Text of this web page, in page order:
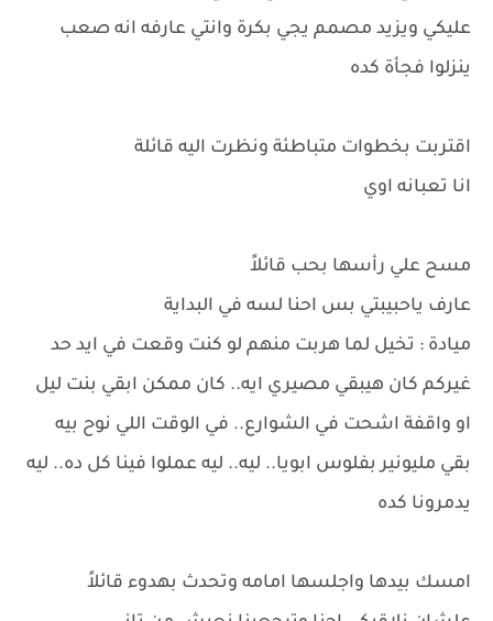
عليكي ويزيد مصمم يجي بكرة وانتي عارفه انه صعب
ينزلوا فجأة كده
اقتربت بخطوات متباطئة ونظرت اليه قائلة
انا تعبانه اوي
مسح علي رأسها بحب قائلاً
عارف ياحبيبتي بس احنا لسه في البداية
ميادة : تخيل لما هربت منهم لو كنت وقعت في ايد حد
غيركم كان هيبقي مصيري ايه.. كان ممكن ابقي بنت ليل
او واقفة اشحت في الشوارع.. في الوقت اللي نوح بيه
بقي مليونير بفلوس ابويا.. ليه.. ليه عملوا فينا كل ده.. ليه
يدمرونا كده
امسك بيدها واجلسها امامه وتحدث بهدوء قائلاً